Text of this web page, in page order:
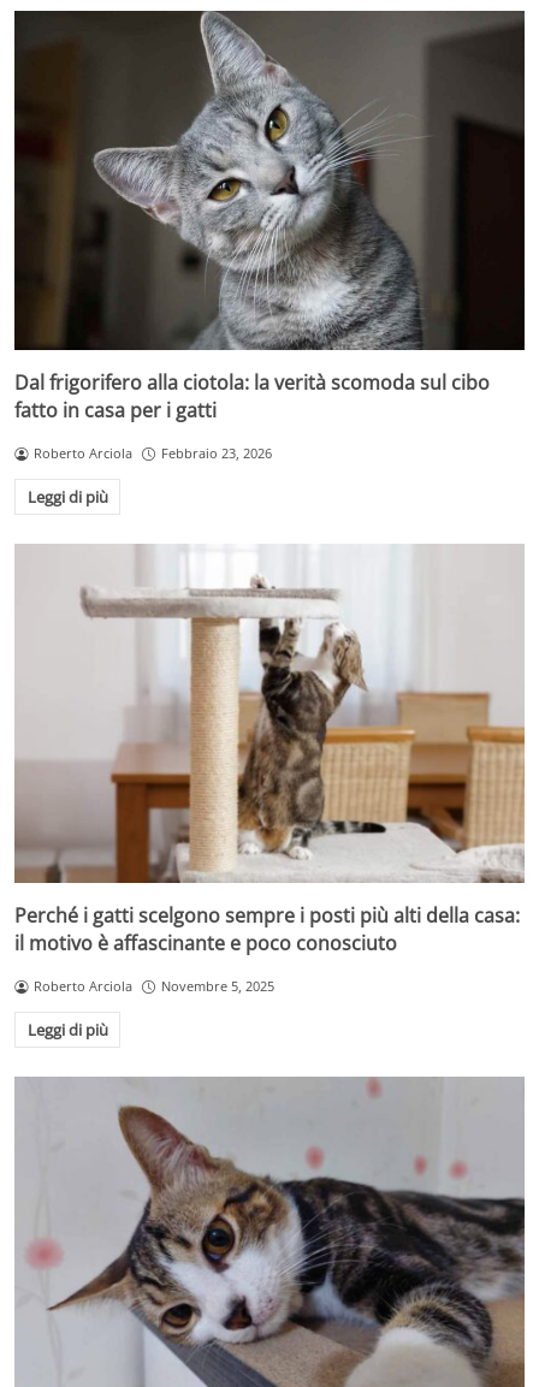
Dal frigorifero alla ciotola: la verità scomoda sul cibo
fatto in casa per i gatti
Roberto Arciola Febbraio 23, 2026
Leggi di più
Perché i gatti scelgono sempre i posti più alti della casa:
il motivo è affascinante e poco conosciuto
Roberto Arciola Novembre 5, 2025
Leggi di più